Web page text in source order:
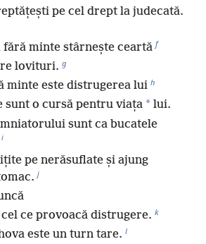
pe cel drept la judecată.
minte stârnește ceartă f
lovituri. g
minte este distrugerea lui h
sunt o cursă pentru viața * lui.
sunt ca bucatele
i
pe nerăsuflate și ajung
j
ce provoacă distrugere. k
este un turn tare. l